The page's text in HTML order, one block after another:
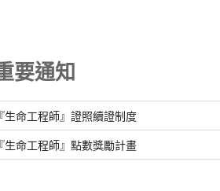
要通知
『生命工程師』證照續證制度
『生命工程師』點數獎勵計畫